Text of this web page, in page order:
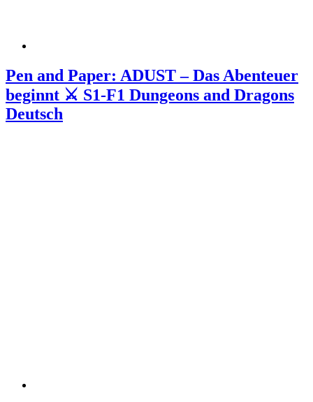
Pen and Paper: ADUST – Das Abenteuer
beginnt ⚔️ S1-F1 Dungeons and Dragons
Deutsch